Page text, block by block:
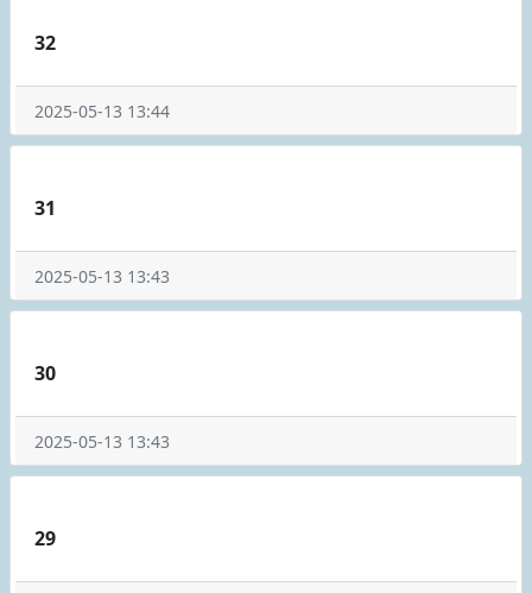
32
2025-05-13 13:44
31
2025-05-13 13:43
30
2025-05-13 13:43
29